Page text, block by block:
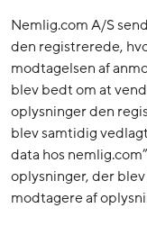
Nemlig.com A/S
den registrerede,
modtagelsen af
blev bedt om at
oplysninger den
blev samtidig
data hos
oplysninger, der
modtagere af